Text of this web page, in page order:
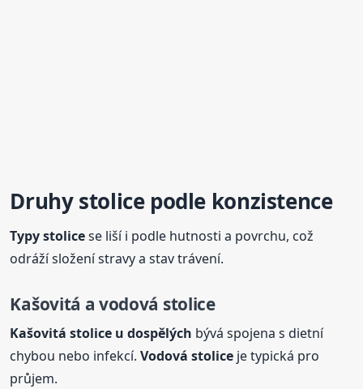
Druhystolicepodle konzistence
Typystolicese liší i podle hutnosti a povrchu, což
odráží složení stravy a stav trávení.
Kašovitá a vodová stolice
Kašovitástolice u dospělých bývá spojena s dietní
chybou nebo infekcí.Vodovástolice je typická pro
průjem.